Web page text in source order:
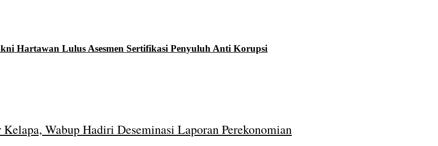
Hartawan Lulus Asesmen Sertifikasi Penyuluh Anti Korupsi
Wabup Hadiri Deseminasi Laporan Perekonomian